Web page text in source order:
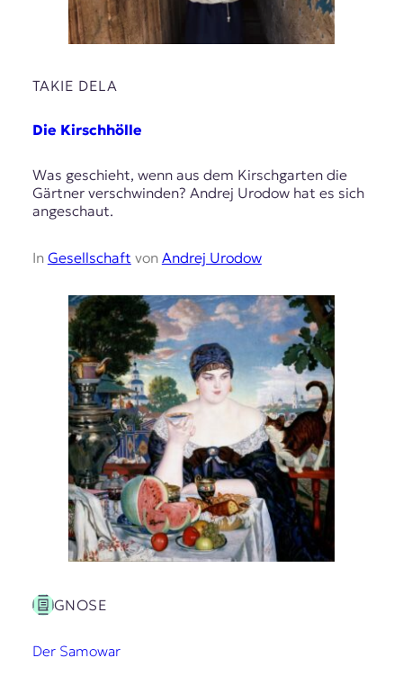
TAKIE DELA
Die Kirschhölle
Was geschieht, wenn aus dem Kirschgarten die
Gärtner verschwinden? Andrej Urodow hat es sich
angeschaut.
In Gesellschaft von Andrej Urodow
GNOSE
Der Samowar